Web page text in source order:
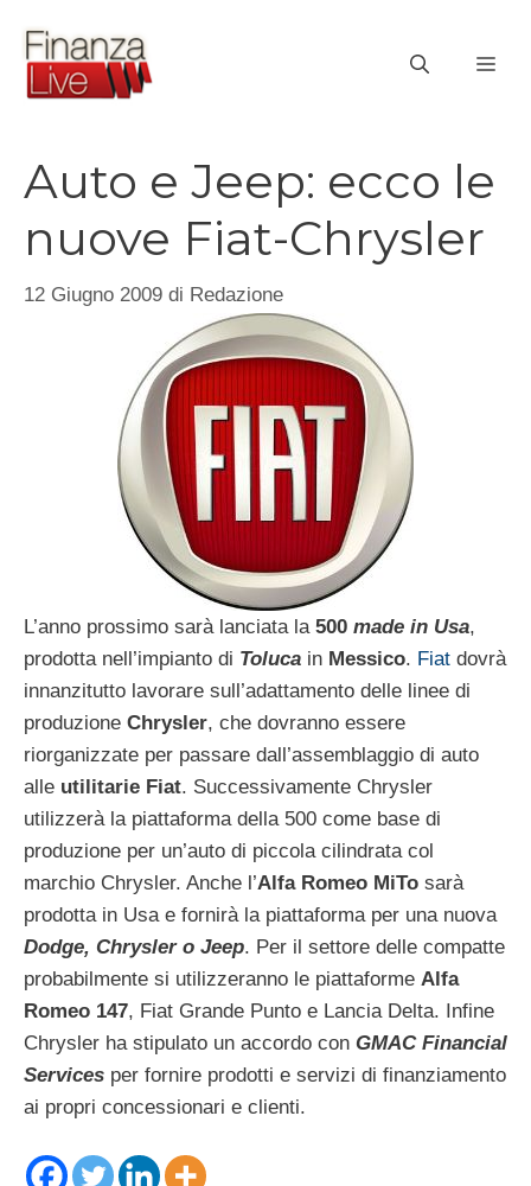
contenuto
Auto e Jeep: ecco le
nuove Fiat-Chrysler
12 Giugno 2009 di Redazione
L’anno prossimo sarà lanciata la 500 made in Usa,
prodotta nell’impianto di Toluca in Messico. Fiat dovrà
innanzitutto lavorare sull’adattamento delle linee di
produzione Chrysler, che dovranno essere
riorganizzate per passare dall’assemblaggio di auto
alle utilitarie Fiat. Successivamente Chrysler
utilizzerà la piattaforma della 500 come base di
produzione per un’auto di piccola cilindrata col
marchio Chrysler. Anche l’Alfa Romeo MiTo sarà
prodotta in Usa e fornirà la piattaforma per una nuova
Dodge, Chrysler o Jeep. Per il settore delle compatte
probabilmente si utilizzeranno le piattaforme Alfa
Romeo 147, Fiat Grande Punto e Lancia Delta. Infine
Chrysler ha stipulato un accordo con GMAC Financial
Services per fornire prodotti e servizi di finanziamento
ai propri concessionari e clienti.